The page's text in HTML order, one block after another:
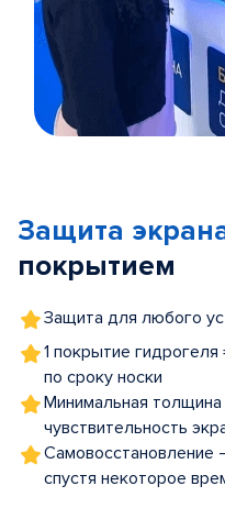
5
Защита
покрытием
Защита для любого
1 покрытие
по сроку носки
Минимальная толщина
чувствительность
Самовосстановление
спустя некоторое